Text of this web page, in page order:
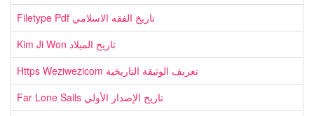
Filetype Pdf تاريخ الفقه الاسلامي
Kim Ji Won تاريخ الميلاد
Https Weziwezicom تعريف الوثيقة التاريخية
Far Lone Sails تاريخ الإصدار الأولي